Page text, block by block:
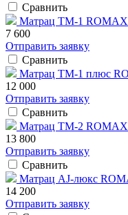
Сравнить
Матрац ТМ-1 ROMAX
7 600
Отправить заявку
Сравнить
Матрац ТМ-1 плюс
12 000
Отправить заявку
Сравнить
Матрац ТМ-2 ROMAX
13 800
Отправить заявку
Сравнить
Матрац AJ-люкс
14 200
Отправить заявку